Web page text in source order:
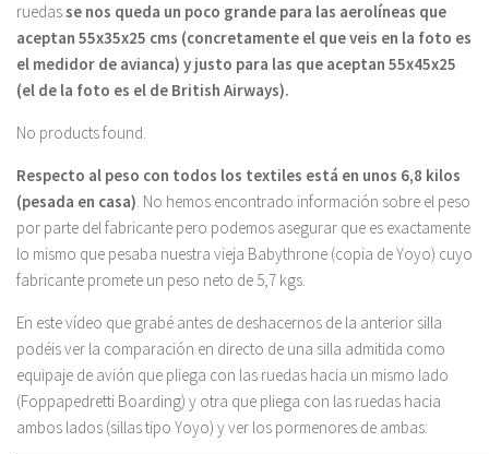
ruedasse nos queda un poco grande para las aerolíneas que
aceptan 55x35x25 cms (concretamente el que veis en la foto es
el medidor de avianca) y justo para las que aceptan 55x45x25
(el de la foto es el de British Airways).
No products found.
Respecto al peso con todos los textiles está en unos 6,8 kilos
(pesada en casa). No hemos encontrado información sobre el peso
por parte del fabricante pero podemos asegurar que es exactamente
lo mismo que pesaba nuestra vieja Babythrone (copia de Yoyo) cuyo
fabricante promete un peso neto de 5,7 kgs.
En este vídeo que grabé antes de deshacernos de la anterior silla
podéis ver la comparación en directo de una silla admitida como
equipaje de avión que pliega con las ruedas hacia un mismo lado
(Foppapedretti Boarding) y otra que pliega con las ruedas hacia
ambos lados (sillas tipo Yoyo) y ver los pormenores de ambas: